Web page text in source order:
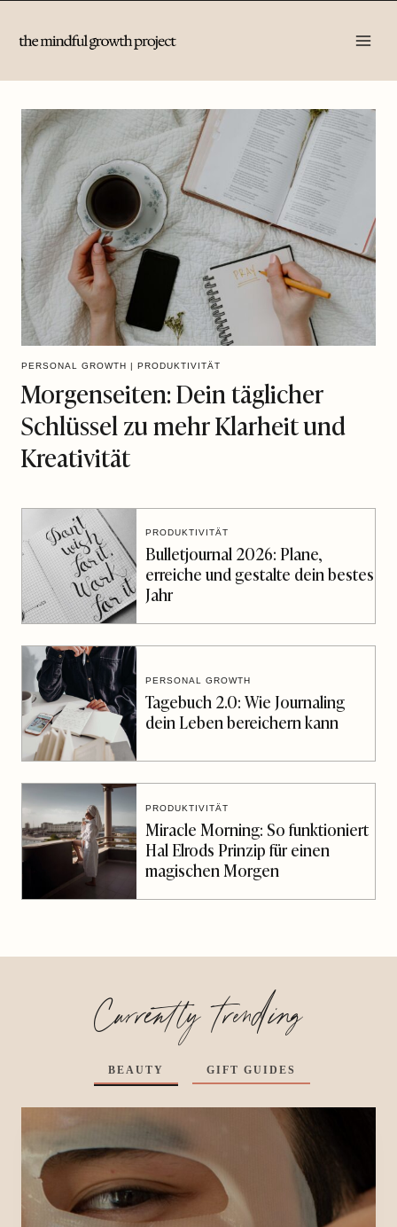
Inhalt
PERSONAL GROWTH | PRODUKTIVITÄT
Morgenseiten: Dein täglicher
Schlüssel zu mehr Klarheit und
Kreativität
PRODUKTIVITÄT
Bulletjournal 2026: Plane,
erreiche und gestalte dein bestes
Jahr
PERSONAL GROWTH
Tagebuch 2.0: Wie Journaling
dein Leben bereichern kann
PRODUKTIVITÄT
Miracle Morning: So funktioniert
Hal Elrods Prinzip für einen
magischen Morgen
Currently trending
BEAUTY GIFT GUIDES